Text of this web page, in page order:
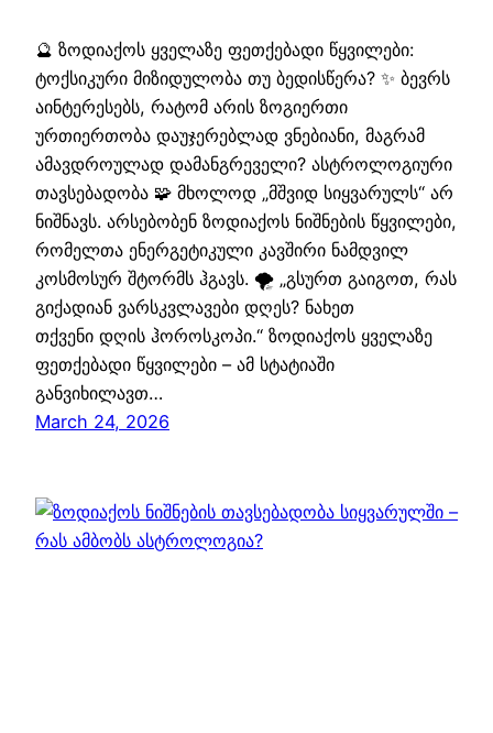
🔮 ზოდიაქოს ყველაზე ფეთქებადი წყვილები:
ტოქსიკური მიზიდულობა თუ ბედისწერა? ✨ ბევრს
აინტერესებს, რატომ არის ზოგიერთი
ურთიერთობა დაუჯერებლად ვნებიანი, მაგრამ
ამავდროულად დამანგრეველი? ასტროლოგიური
თავსებადობა 🧩 მხოლოდ „მშვიდ სიყვარულს“ არ
ნიშნავს. არსებობენ ზოდიაქოს ნიშნების წყვილები,
რომელთა ენერგეტიკული კავშირი ნამდვილ
კოსმოსურ შტორმს ჰგავს. 🌪️ „გსურთ გაიგოთ, რას
გიქადიან ვარსკვლავები დღეს? ნახეთ
თქვენი დღის ჰოროსკოპი.“ ზოდიაქოს ყველაზე
ფეთქებადი წყვილები – ამ სტატიაში
განვიხილავთ…
March 24, 2026